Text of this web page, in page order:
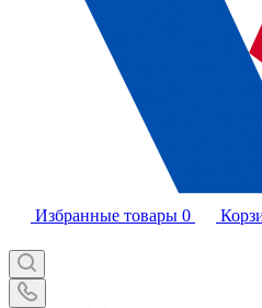
Избранные товары 0